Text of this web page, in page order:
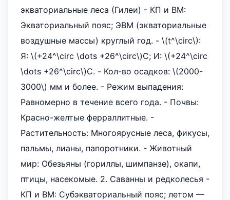
экваториальные леса (Гилеи) - КП и ВМ:
Экваториальный пояс; ЭВМ (экваториальные
воздушные массы) круглый год. - \(t^\circ\):
Я: \(+24^\circ \dots +26^\circ\)C; И: \(+24^\circ
\dots +26^\circ\)C. - Кол-во осадков: \(2000-
3000\) мм и более. - Режим выпадения:
Равномерно в течение всего года. - Почвы:
Красно-желтые ферраллитные. -
Растительность: Многоярусные леса, фикусы,
пальмы, лианы, папоротники. - Животный
мир: Обезьяны (гориллы, шимпанзе), окапи,
птицы, насекомые. 2. Саванны и редколесья -
КП и ВМ: Субэкваториальный пояс; летом —